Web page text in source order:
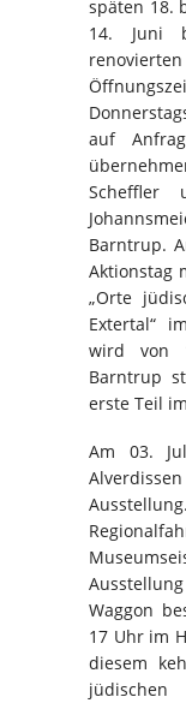
späten 18.
14. Juni
auf
Scheffler
Barntrup.
Aktionstag
„Orte
Extertal“
wird von
Barntrup
erste Teil
Am 03.
Waggon
17 Uhr im
diesem